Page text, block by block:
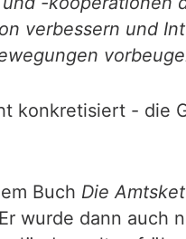
verbessern und
konkretisiert - die
Buch Die
wurde dann auch